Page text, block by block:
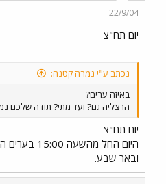
22/9/04
יום תח"צ
נכתב ע"י נמרה קטנה:
באיזה ערים?
הרצליה גם? ועד מתי? תודה שלכם
יום תח"צ
היום החל
ובאר שבע.